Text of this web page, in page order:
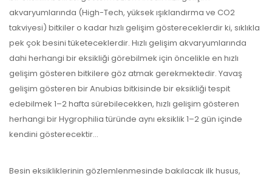
akvaryumlarında (High-Tech, yüksek ışıklandırma ve CO2
takviyesi) bitkiler o kadar hızlı gelişim göstereceklerdir ki, sıklıkla
pek çok besini tüketeceklerdir. Hızlı gelişim akvaryumlarında
dahi herhangi bir eksikliği görebilmek için öncelikle en hızlı
gelişim gösteren bitkilere göz atmak gerekmektedir. Yavaş
gelişim gösteren bir Anubias bitkisinde bir eksikliği tespit
edebilmek 1–2 hafta sürebilecekken, hızlı gelişim gösteren
herhangi bir Hygrophilia türünde aynı eksiklik 1–2 gün içinde
kendini gösterecektir…
Besin eksikliklerinin gözlemlenmesinde bakılacak ilk husus,